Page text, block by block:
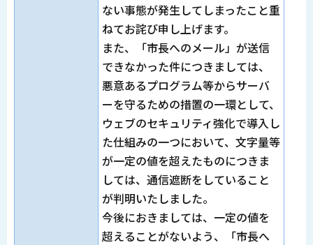
ない事態が発生してしまったこと重
ねてお詫び申し上げます。
また、「市長へのメール」が送信
できなかった件につきましては、
悪意あるプログラム等からサーバ
ーを守るための措置の一環として、
ウェブのセキュリティ強化で導入し
た仕組みの一つにおいて、文字量等
が一定の値を超えたものにつきま
しては、通信遮断をしていること
が判明いたしました。
今後におきましては、一定の値を
超えることがないよう、「市長へ